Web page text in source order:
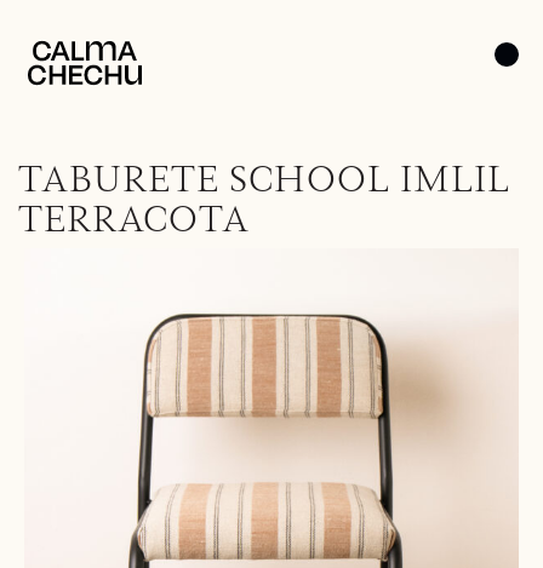
TABURETE SCHOOL IMLIL
TERRACOTA